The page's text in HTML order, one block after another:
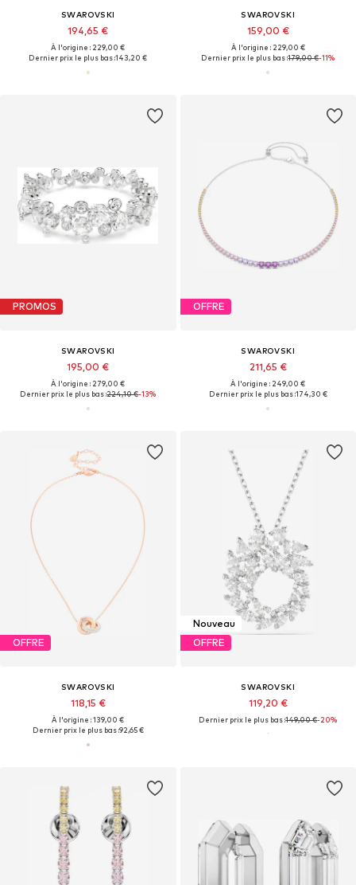
SWAROVSKI
194,65 €
À l'origine : 229,00 €
Dernier prix le plus bas :143,20 €
SWAROVSKI
159,00 €
À l'origine : 229,00 €
Dernier prix le plus bas :179,00 €-11%
PROMOS
SWAROVSKI
195,00 €
À l'origine : 279,00 €
Dernier prix le plus bas :224,10 €-13%
OFFRE
SWAROVSKI
211,65 €
À l'origine : 249,00 €
Dernier prix le plus bas :174,30 €
OFFRE
SWAROVSKI
118,15 €
À l'origine : 139,00 €
Dernier prix le plus bas :92,65 €
Nouveau
OFFRE
SWAROVSKI
119,20 €
Dernier prix le plus bas :149,00 €-20%